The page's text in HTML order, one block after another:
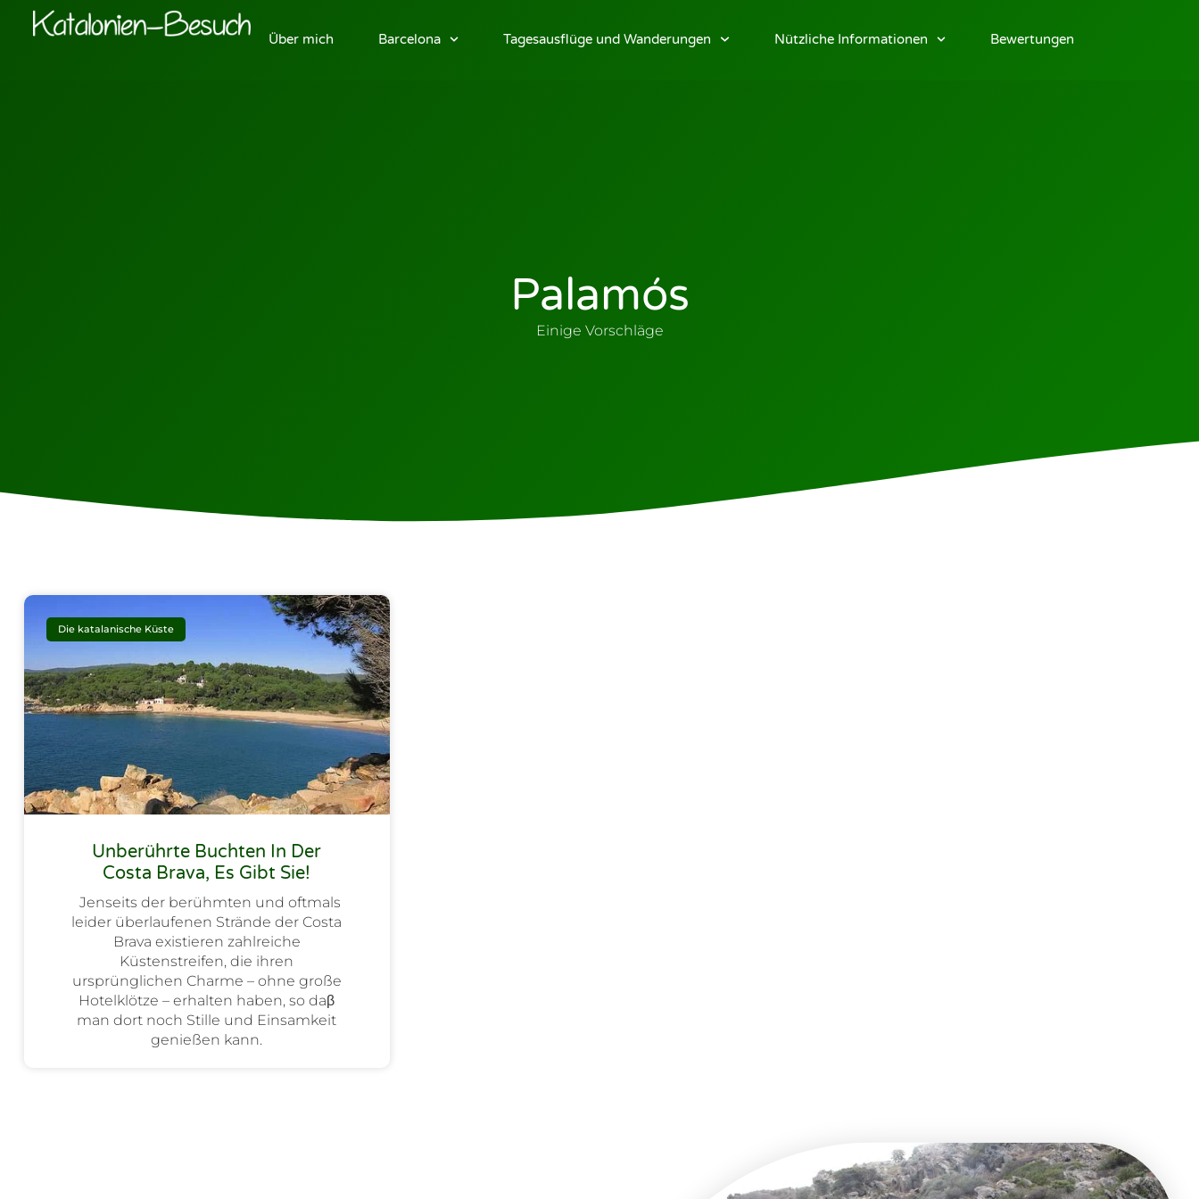
Über mich Barcelona Tagesausflüge und Wanderungen Nützliche Informationen Bewertungen
Palamós
Einige Vorschläge
Die katalanische Küste
Unberührte Buchten In Der
Costa Brava, Es Gibt Sie!
Jenseits der berühmten und oftmals
leider überlaufenen Strände der Costa
Brava existieren zahlreiche
Küstenstreifen, die ihren
ursprünglichen Charme – ohne große
Hotelklötze – erhalten haben, so daβ
man dort noch Stille und Einsamkeit
genießen kann.